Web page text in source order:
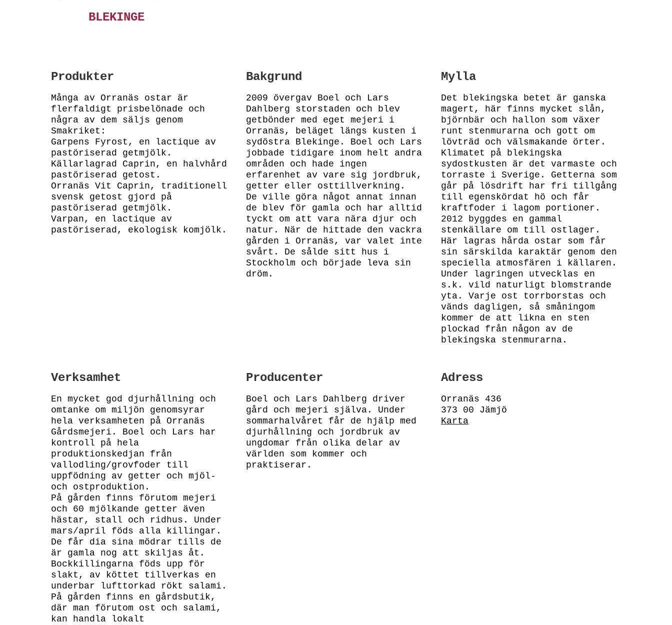
BLEKINGE
Produkter
Många av Orranäs ostar är
flerfaldigt prisbelönade och
några av dem säljs genom
Smakriket:
Garpens Fyrost, en lactique av
pastöriserad getmjölk.
Källarlagrad Caprin, en halvhård
pastöriserad getost.
Orranäs Vit Caprin, traditionell
svensk getost gjord på
pastöriserad getmjölk.
Varpan, en lactique av
pastöriserad, ekologisk komjölk.
Bakgrund
2009 övergav Boel och Lars
Dahlberg storstaden och blev
getbönder med eget mejeri i
Orranäs, beläget längs kusten i
sydöstra Blekinge. Boel och Lars
jobbade tidigare inom helt andra
områden och hade ingen
erfarenhet av vare sig jordbruk,
getter eller osttillverkning.
De ville göra något annat innan
de blev för gamla och har alltid
tyckt om att vara nära djur och
natur. När de hittade den vackra
gården i Orranäs, var valet inte
svårt. De sålde sitt hus i
Stockholm och började leva sin
dröm.
Mylla
Det blekingska betet är ganska
magert, här finns mycket slån,
björnbär och hallon som växer
runt stenmurarna och gott om
lövträd och välsmakande örter.
Klimatet på blekingska
sydostkusten är det varmaste och
torraste i Sverige. Getterna som
går på lösdrift har fri tillgång
till egenskördat hö och får
kraftfoder i lagom portioner.
2012 byggdes en gammal
stenkällare om till ostlager.
Här lagras hårda ostar som får
sin särskilda karaktär genom den
speciella atmosfären i källaren.
Under lagringen utvecklas en
s.k. vild naturligt blomstrande
yta. Varje ost torrborstas och
vänds dagligen, så småningom
kommer de att likna en sten
plockad från någon av de
blekingska stenmurarna.
Verksamhet
En mycket god djurhållning och
omtanke om miljön genomsyrar
hela verksamheten på Orranäs
Gårdsmejeri. Boel och Lars har
kontroll på hela
produktionskedjan från
vallodling/grovfoder till
uppfödning av getter och mjöl-
och ostproduktion.
På gården finns förutom mejeri
och 60 mjölkande getter även
hästar, stall och ridhus. Under
mars/april föds alla killingar.
De får dia sina mödrar tills de
är gamla nog att skiljas åt.
Bockkillingarna föds upp för
slakt, av köttet tillverkas en
underbar lufttorkad rökt salami.
På gården finns en gårdsbutik,
där man förutom ost och salami,
kan handla lokalt
Producenter
Boel och Lars Dahlberg driver
gård och mejeri själva. Under
sommarhalvåret får de hjälp med
djurhållning och jordbruk av
ungdomar från olika delar av
världen som kommer och
praktiserar.
Adress
Orranäs 436
373 00 Jämjö
Karta